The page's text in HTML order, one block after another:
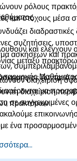
ρόλους
και στόχους μέσα
και ελέγχουν
μεταξύ
διαχείριση
τη διαχείριση
πρακτόρων.
διαδραστικές
συζητήσεις,
ασκήσεων και
σε ζωντανό
να
σε συγκεκριμένες
ένα